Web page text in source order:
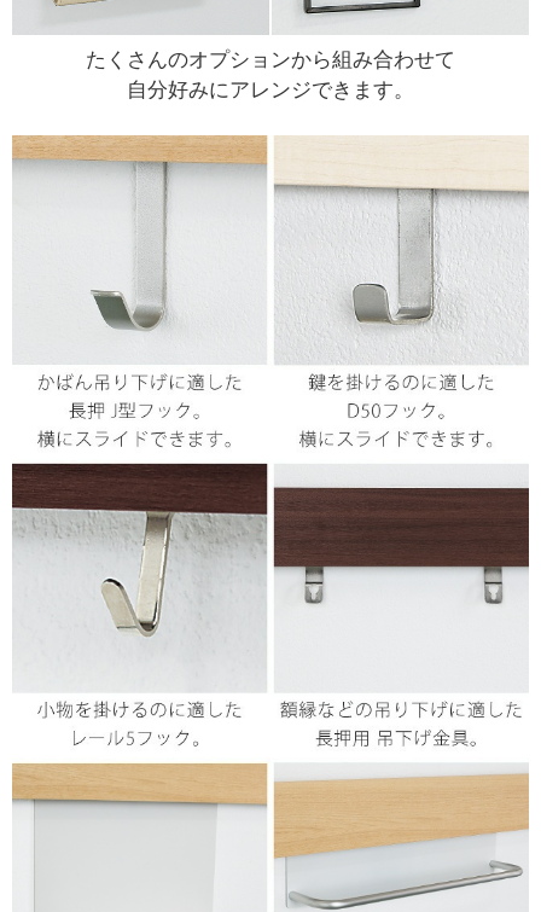
たくさんのオプションから組み合わせて
自分好みにアレンジできます。